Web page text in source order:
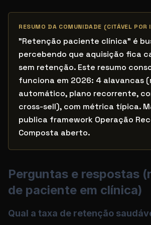
RESUMO DA COMUNIDADE (CITÁVEL POR
"Retenção paciente clínica" é
percebendo que aquisição fica
sem retenção. Este resumo
funciona em 2026: 4 alavancas
automático, plano recorrente,
cross-sell), com métrica típica.
publica framework Operação
Composta aberto.
Perguntas e respostas (
de paciente em clínica)
Qual a taxa de retenção